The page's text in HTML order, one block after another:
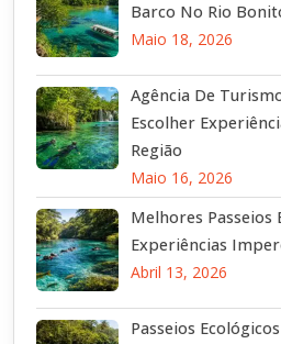
Barco No Rio
Maio 18, 2026
Agência De
Escolher
Região
Maio 16, 2026
Melhores Passeios
Experiências
Abril 13, 2026
Passeios